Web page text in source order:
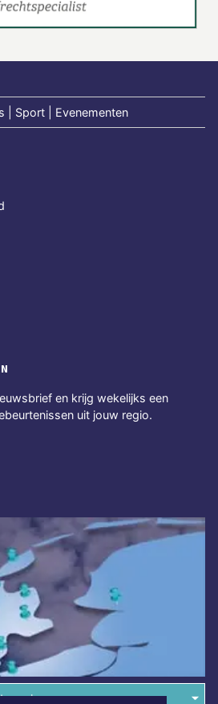
| Sport | Evenementen
en krijg wekelijks een
uit jouw regio.
regio